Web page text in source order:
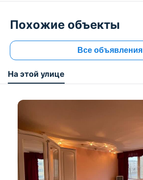
Похожие объекты
Все объявления
На этой улице